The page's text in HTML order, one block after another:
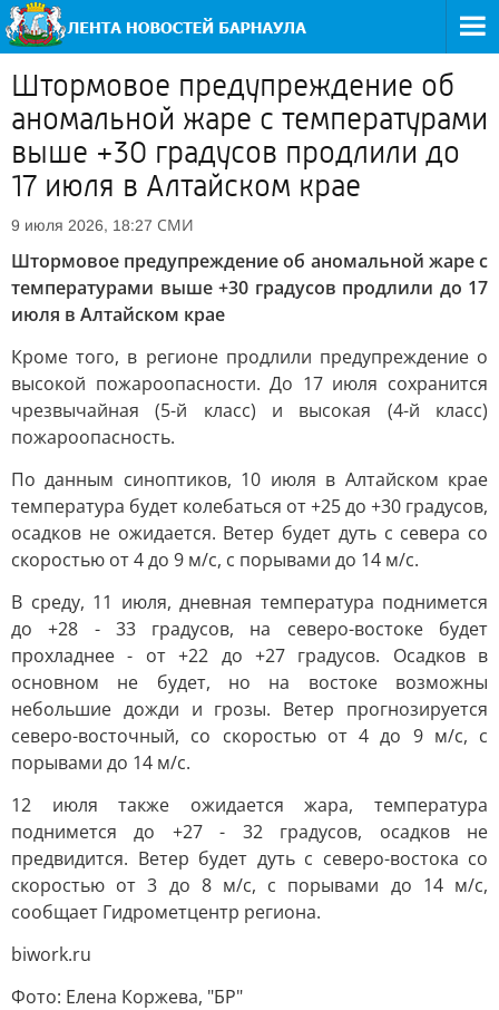
Штормовое предупреждение об
аномальной жаре с температурами
выше +30 градусов продлили до
17 июля в Алтайском крае
9 июля 2026, 18:27 СМИ
Штормовое предупреждение об аномальной жаре с
температурами выше +30 градусов продлили до 17
июля в Алтайском крае
Кроме того, в регионе продлили предупреждение о
высокой пожароопасности. До 17 июля сохранится
чрезвычайная (5-й класс) и высокая (4-й класс)
пожароопасность.
По данным синоптиков, 10 июля в Алтайском крае
температура будет колебаться от +25 до +30 градусов,
осадков не ожидается. Ветер будет дуть с севера со
скоростью от 4 до 9 м/с, с порывами до 14 м/с.
В среду, 11 июля, дневная температура поднимется
до +28 - 33 градусов, на северо-востоке будет
прохладнее - от +22 до +27 градусов. Осадков в
основном не будет, но на востоке возможны
небольшие дожди и грозы. Ветер прогнозируется
северо-восточный, со скоростью от 4 до 9 м/с, с
порывами до 14 м/с.
12 июля также ожидается жара, температура
поднимется до +27 - 32 градусов, осадков не
предвидится. Ветер будет дуть с северо-востока со
скоростью от 3 до 8 м/с, с порывами до 14 м/с,
сообщает Гидрометцентр региона.
biwork.ru
Фото: Елена Коржева, "БР"